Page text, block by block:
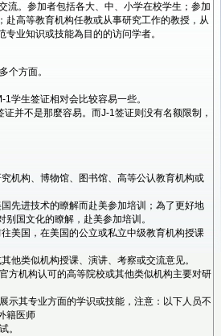
流。参加者包括各大、中、小学在校学生；参加
高等教育机构任教或从事研究工作的教授，从
业知识或技能為目的的访问学者。
个方面。
学生签证相对会比较容易一些。
并不是那麼容易。而J-1签证则没有名额限制，
机构、博物馆、图书馆、高等公认教育机构或
先进技术的瞭解而赴美参加培训；為了更好地
国文化的瞭解，赴美参加培训。
美国，在美国的公立或私立中级教育机构授课
他类似机构授课、演讲、考察或交流意见。
方机构认可的高等院校或其他类似机构主要对研
示其专业方面的学识或技能，注意：以下人员不
籍医师
。